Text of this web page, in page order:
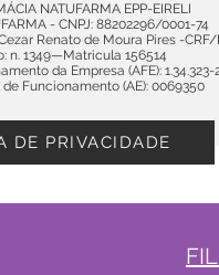
NATUFARMA EPP-EIRELI
- CNPJ: 88202296/0001-74
Renato de Moura Pires -CRF/
n. 1349—Matricula 156514
da Empresa (AFE): 1.34.323-
Funcionamento (AE): 0069350
DE PRIVACIDADE